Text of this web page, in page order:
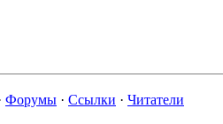
Форумы · Ссылки · Читатели